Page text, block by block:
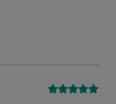
účet byl odstraněn